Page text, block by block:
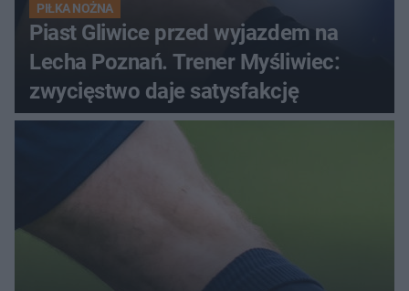
PIŁKA NOŻNA
Piast Gliwice przed wyjazdem na
Lecha Poznań. Trener Myśliwiec:
zwycięstwo daje satysfakcję